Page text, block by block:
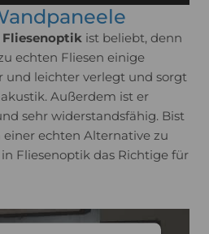
Consent
Platform
ist beliebt, denn
echten Fliesen einige
und leichter verlegt und sorgt
Außerdem ist er
sehr widerstandsfähig. Bist
echten Alternative zu
Fliesenoptik das Richtige für